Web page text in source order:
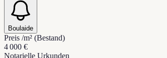
Boulaide
Preis /m² (Bestand)
4 000 €
Notarielle Urkunden